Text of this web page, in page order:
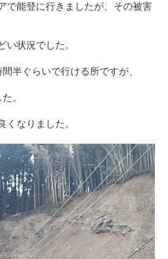
で能登に行きましたが、その被害
い状況でした。
半ぐらいで行ける所ですが、
。
くなりました。